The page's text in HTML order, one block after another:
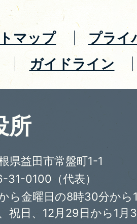
マップ
プライ
ガイドライン
所
県益田市常盤町1-1
31-0100（代表）
ら金曜日の8時30分から
祝日、12月29日から1月